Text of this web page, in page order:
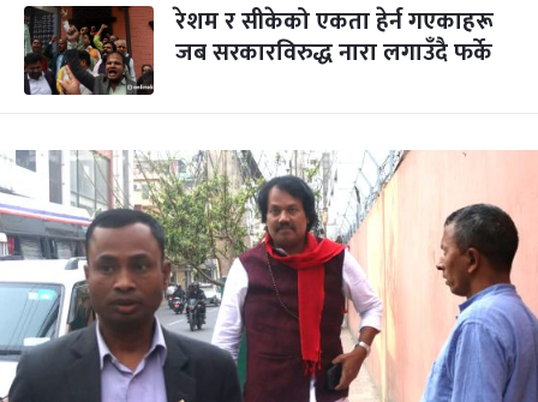
रेशम र सीकेको एकता हेर्न गएकाहरू
जब सरकारविरुद्ध नारा लगाउँदै फर्के